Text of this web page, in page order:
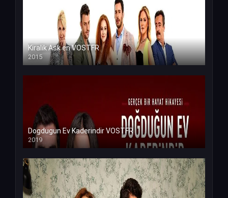
Kiralik Ask en VOSTFR
2015
Dogdugun Ev Kaderindir VOSTFR
2019